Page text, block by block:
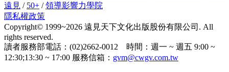
遠見 / 50+ /領導影響力學院
隱私權政策
Copyright© 1999~2026 遠見天下文化出版股份有限公司. All
rights reserved.
讀者服務部電話：(02)2662-0012 時間：週一 ~ 週五 9:00 ~
12:30;13:30 ~ 17:00 服務信箱： gvm@cwgv.com.tw